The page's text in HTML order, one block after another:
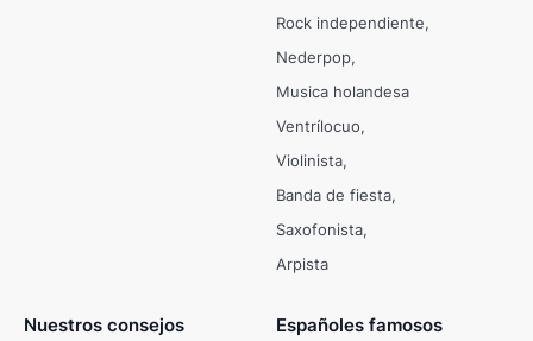
Rock independiente
Nederpop
Musica holandesa
Ventrílocuo
Violinista
Banda de fiesta
Saxofonista
Arpista
Nuestros consejos Españoles famosos